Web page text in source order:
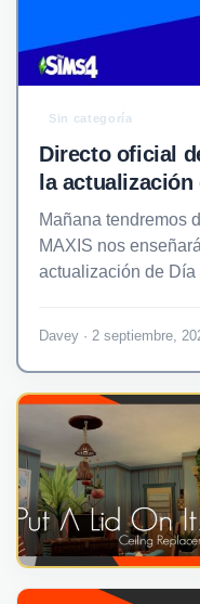
Sin categoría
Directo oficial
la actualización
Mañana tendremos
MAXIS nos
actualización de
Davey · 2 septiembre,